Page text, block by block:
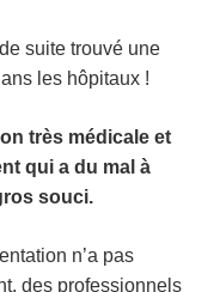
suite trouvé une
les hôpitaux !
très médicale et
qui a du mal à
souci.
n’a pas
des professionnels